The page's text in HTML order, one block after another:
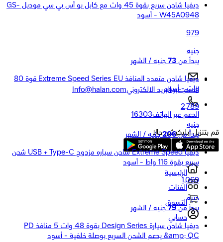
ديفيا شاحن سريع بقوة 45 وات مع كابل يو أس بي سي موديل GS-
W45A0948 - أسود
979
جنيه
يبدأ من 73 جنيه / الشهر
ديفيا شاحن متعدد المنافذ Extreme Speed Series EU قوة 80
وات - أسود
2,789
جنيه
يبدأ من 206 جنيه / الشهر
ديفيا Extreme Speed شاحن سياره مزدوج USB + Type-C شحن
سريع بقوة 116 واط - أسود
1,069
جنيه
يبدأ من 79 جنيه / الشهر
ديفيا شاحن سيارة Design Series بقوة 48 وات 5 منافذ PD
&amp; QC يدعم الشحن السريع بوصلة خلفية - أسود
الدعم عبر البريد الالكترونيInfo@halan.com
الدعم عبر الهاتف16303
قم بتنزيل ابليكيشن حالا
الرئيسية
الفئات
التسوق
حسابي